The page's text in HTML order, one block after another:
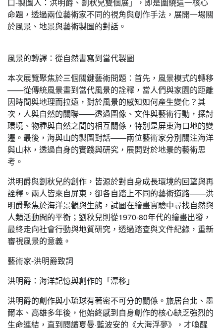
命題，透過兩位藝術家不同的視角與創作手法，展開一場關
於風景、地景與藝術製圖的對話。
風景的轉譯：從自然書寫到當代製圖
本次展覽聚焦於三個關鍵藝術問題：首先，風景模式的轉移
——從傳統風景畫到當代風景的詮釋，當人們與家園的距離
因時間與地理而拉遠，對於風景的感知如何產生變化？其
次，人與自然的關聯——透過圖像、文件與藝術行動，探討
環境、物種與自然之間的相互關係，特別是屏東海口地的變
遷。最後，海與山的製圖對話——兩位藝術家分別關注海洋
與山林，透過自身的實踐與研究，展開對於地景的藝術思
考。
洪明爵與劉秋兒的創作，皆源於對自身成長環境的回望與再
詮釋。兩人皆來自屏東，卻各自踏上不同的藝術道路——洪
明爵聚焦於海洋景觀與生態，試圖在繪畫實驗中尋找自然與
人類活動間的平衡；劉秋兒則從1970-80年代的繪畫出發，
最終走向社會行動與地質研究，透過踏查與文件紀錄，重新
審視風景的意義。
藝術家-洪明爵致詞
洪明爵：海洋記憶與創作的「漂移」
洪明爵的創作與小琉球有著密不可分的關係。旅居台北、墨
爾本、高雄多年後，他始終感到自身創作的核心缺乏強烈的
生命連結，直到閱讀夏曼·藍波安的《大海浮夢》，才喚醒